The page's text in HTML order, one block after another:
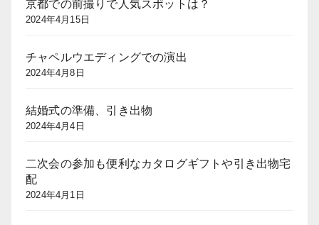
京都での前撮りで人気スポットは？
2024年4月15日
チャペルウエディングでの演出
2024年4月8日
結婚式の準備、引き出物
2024年4月4日
二次会の参加も便利なカタログギフトや引き出物宅
配
2024年4月1日